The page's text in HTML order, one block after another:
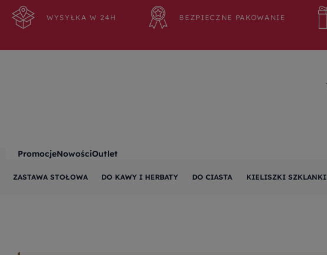
WYSYŁKA W 24H BEZPIECZNE PAKOWANIE
PromocjeNowościOutlet
ZASTAWA STOŁOWA DO KAWY I HERBATY DO CIASTA KIELISZKI SZKLANKI